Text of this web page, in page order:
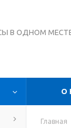
В ОДНОМ
О
Главная